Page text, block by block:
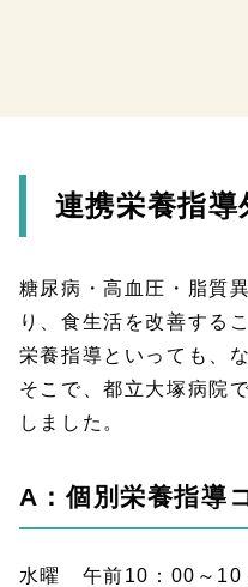
連携栄養指導
糖尿病・高血圧・脂質
り、食生活を改善する
栄養指導といっても、
そこで、都立大塚病院
しました。
A：個別栄養指導
水曜 午前10：00～10